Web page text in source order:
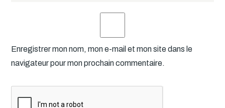
Enregistrer mon nom, mon e-mail et mon site dans le
navigateur pour mon prochain commentaire.